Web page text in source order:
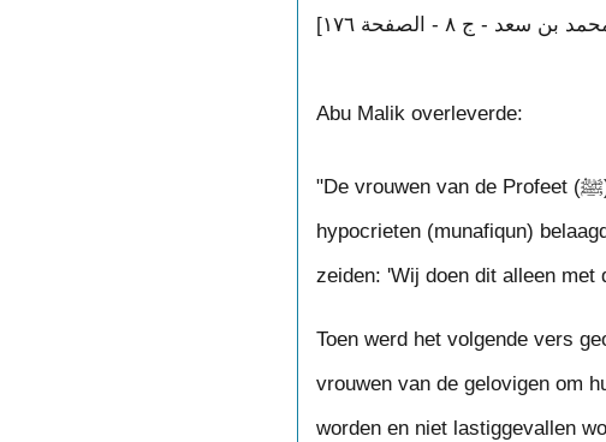
Abu Malik overleverde:
"De vrouwen van de Profeet (ﷺ) gingen 's nachts naar buiten voor hun behoeften, en sommige van de
hypocrieten (munafiqun)
zeiden: 'Wij doen dit alleen met
Toen werd het volgende vers
vrouwen van de gelovigen om
worden en niet lastiggevallen